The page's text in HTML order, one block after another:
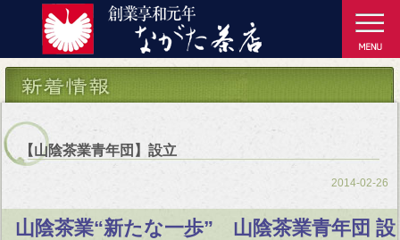
【山陰茶業青年団】設立
2014-02-26
山陰茶業“新たな一歩” 山陰茶業青年団 設